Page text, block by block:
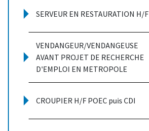
SERVEUR EN RESTAURATION H/F
VENDANGEUR/VENDANGEUSE
AVANT PROJET DE RECHERCHE
D'EMPLOI EN METROPOLE
CROUPIER H/F POEC puis CDI